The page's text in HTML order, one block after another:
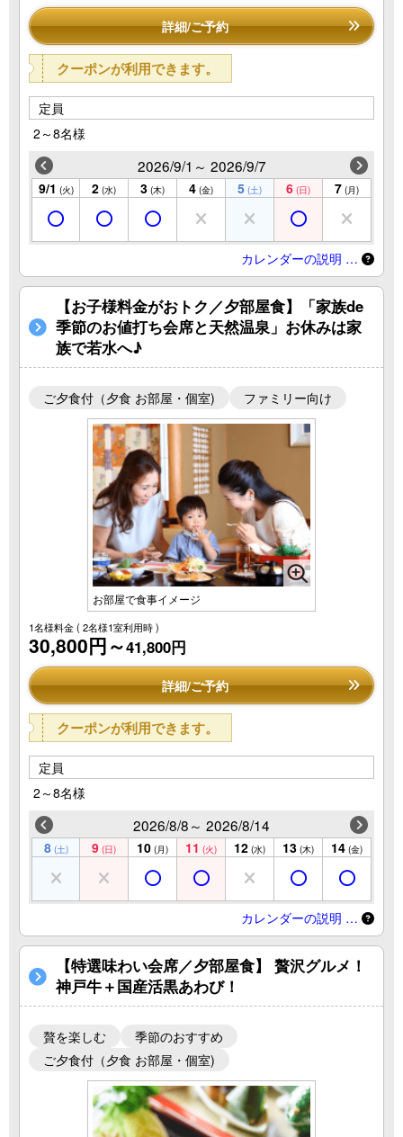
詳細/ご予約
クーポンが利用できます。
定員
2～8名様
2026/9/1～ 2026/9/7
9/1 (火) 2 (水) 3 (木) 4 (金) 5 (土) 6 (日) 7 (月)
カレンダーの説明 …
【お子様料金がおトク／夕部屋食】「家族de
季節のお値打ち会席と天然温泉」お休みは家
族で若水へ♪
ご夕食付（夕食 お部屋・個室) ファミリー向け
お部屋で食事イメージ
1名様料金( 2名様1室利用時 )
30,800円～41,800円
詳細/ご予約
クーポンが利用できます。
定員
2～8名様
2026/8/8～ 2026/8/14
8 (土) 9 (日) 10 (月) 11 (火) 12 (水) 13 (木) 14 (金)
カレンダーの説明 …
【特選味わい会席／夕部屋食】 贅沢グルメ！
神戸牛＋国産活黒あわび！
贅を楽しむ
季節のおすすめ
ご夕食付（夕食 お部屋・個室)